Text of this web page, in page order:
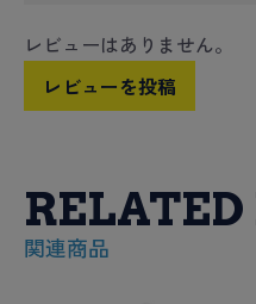
レビューはありません。
レビューを投稿
関連商品